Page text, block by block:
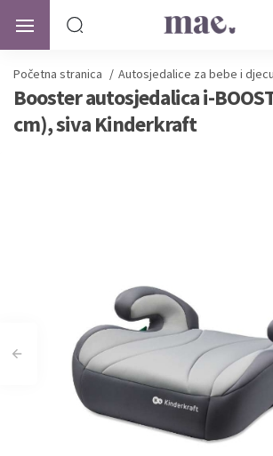
Početna stranica / Autosjedalice za bebe i
Booster autosjedalica i-
cm), siva Kinderkraft